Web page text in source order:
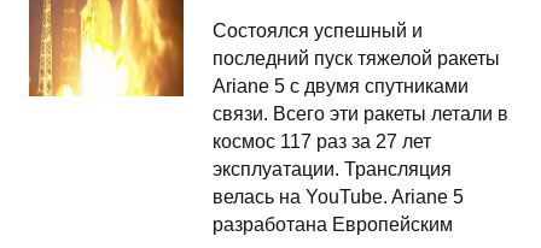
Состоялся успешный и
последний пуск тяжелой ракеты
Ariane 5 с двумя спутниками
связи. Всего эти ракеты летали в
космос 117 раз за 27 лет
эксплуатации. Трансляция
велась на YouTube. Ariane 5
разработана Европейским